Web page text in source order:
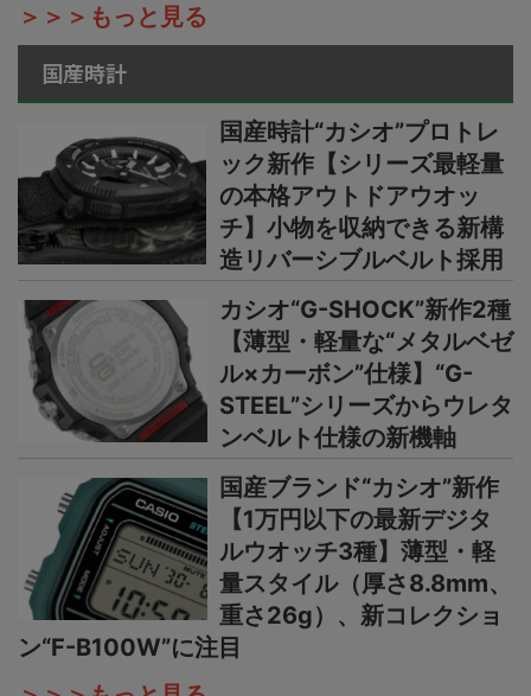
＞＞＞もっと見る
国産時計
国産時計“カシオ”プロトレ
ック新作【シリーズ最軽量
の本格アウトドアウオッ
チ】小物を収納できる新構
造リバーシブルベルト採用
カシオ“G-SHOCK”新作2種
【薄型・軽量な“メタルベゼ
ル×カーボン”仕様】“G-
STEEL”シリーズからウレタ
ンベルト仕様の新機軸
国産ブランド“カシオ”新作
【1万円以下の最新デジタ
ルウオッチ3種】薄型・軽
量スタイル（厚さ8.8mm、
重さ26g）、新コレクショ
ン“F-B100W”に注目